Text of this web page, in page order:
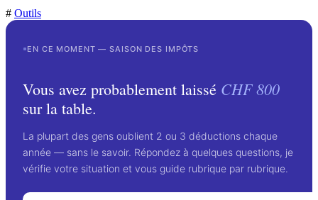
# Outils
EN CE MOMENT — SAISON DES IMPÔTS
Vous avez probablement laissé CHF 800
sur la table.
La plupart des gens oublient 2 ou 3 déductions chaque
année — sans le savoir. Répondez à quelques questions, je
vérifie votre situation et vous guide rubrique par rubrique.